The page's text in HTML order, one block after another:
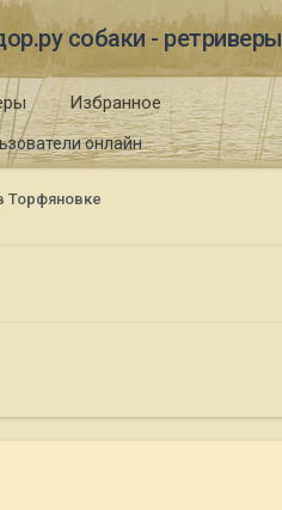
собаки - ретриверы
онлайн
Избранное
Торфяновке